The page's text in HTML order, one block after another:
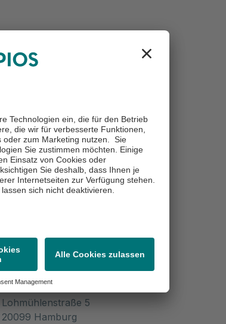
Klinik St. Georg
Lohmühlenstraße 5
20099 Hamburg